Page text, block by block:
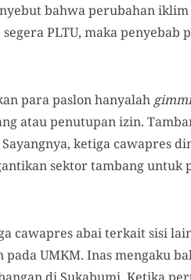
bahwa perubahan
PLTU, maka
para paslon hanyalah
atau penutupan izin.
ketiga cawapres
sektor tambang untuk
cawapres abai terkait sisi
UMKM. Inas mengaku